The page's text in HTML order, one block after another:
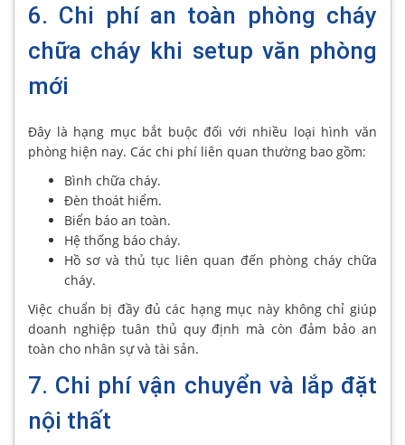
6. Chi phí an toàn phòng cháy
chữa cháy khi setup văn phòng
mới
Đây là hạng mục bắt buộc đối với nhiều loại hình văn
phòng hiện nay. Các chi phí liên quan thường bao gồm:
Bình chữa cháy.
Đèn thoát hiểm.
Biển báo an toàn.
Hệ thống báo cháy.
Hồ sơ và thủ tục liên quan đến phòng cháy chữa
cháy.
Việc chuẩn bị đầy đủ các hạng mục này không chỉ giúp
doanh nghiệp tuân thủ quy định mà còn đảm bảo an
toàn cho nhân sự và tài sản.
7. Chi phí vận chuyển và lắp đặt
nội thất